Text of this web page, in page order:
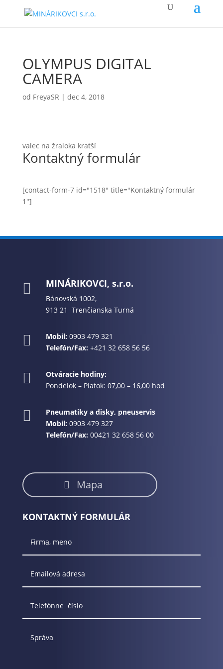
OLYMPUS DIGITAL
CAMERA
od FreyaSR | dec 4, 2018
valec na žraloka kratší
Kontaktný formulár
[contact-form-7 id="1518" title="Kontaktný formulár
1"]
 MINÁRIKOVCI, s.r.o.
Bánovská 1002,
913 21 Trenčianska Turná
 Mobil: 0903 479 321
Telefón/Fax:+421 32 658 56 56

Otváracie hodiny:
Pondelok – Piatok: 07,00 – 16,00 hod

Pneumatiky a disky, pneuservis
Mobil: 0903 479 327
Telefón/Fax:00421 32 658 56 00
Mapa
KONTAKTNÝ FORMULÁR